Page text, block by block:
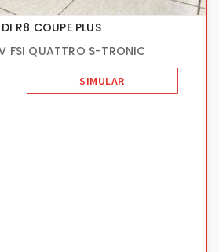
R8 COUPE PLUS
FSI QUATTRO S-TRONIC
SIMULAR